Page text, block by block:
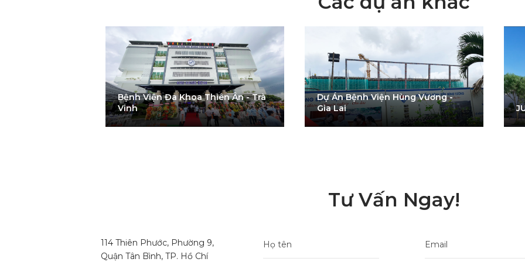
Bệnh Viện Đa Khoa Thiên Ân - Trà
Vinh
Dự Án Bệnh Viện Hùng Vương -
Gia Lai
Tư Vấn Ngay!
114 Thiên Phước, Phường 9,
Quận Tân Bình, TP. Hồ Chí